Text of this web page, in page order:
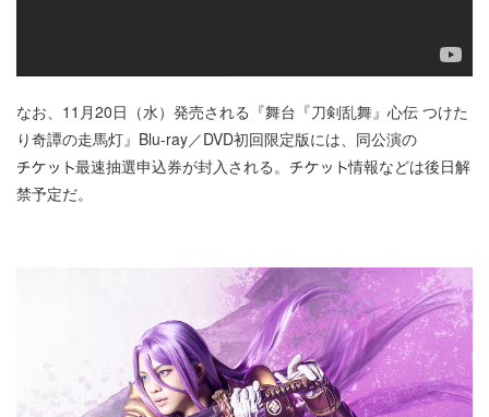
なお、11月20日（水）発売される『舞台『刀剣乱舞』心伝 つけた
り奇譚の走馬灯』Blu-ray／DVD初回限定版には、同公演の
最速抽選申込券が封入される。
情報などは後日解
禁予定だ。